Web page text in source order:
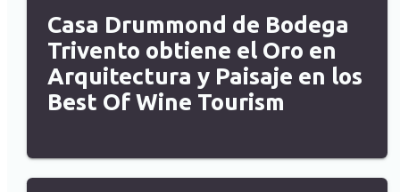
Casa Drummond de Bodega
Trivento obtiene el Oro en
Arquitectura y Paisaje en los
Best Of Wine Tourism